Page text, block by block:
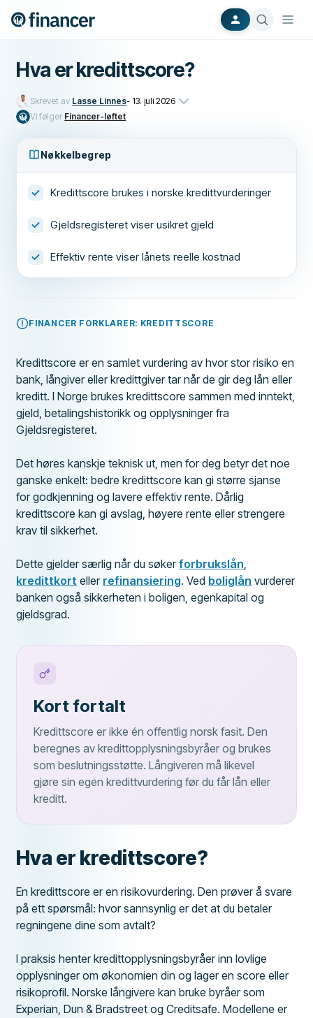
Hva er kredittscore?
Skrevet av Lasse Linnes- 13. juli 2026
Vi følger Financer-løftet
Nøkkelbegrep
Kredittscore brukes i norske kredittvurderinger
Gjeldsregisteret viser usikret gjeld
Effektiv rente viser lånets reelle kostnad
FINANCER FORKLARER: KREDITTSCORE
Kredittscore er en samlet vurdering av hvor stor risiko en
bank, långiver eller kredittgiver tar når de gir deg lån eller
kreditt. I Norge brukes kredittscore sammen med inntekt,
gjeld, betalingshistorikk og opplysninger fra
Gjeldsregisteret.
Det høres kanskje teknisk ut, men for deg betyr det noe
ganske enkelt: bedre kredittscore kan gi større sjanse
for godkjenning og lavere effektiv rente. Dårlig
kredittscore kan gi avslag, høyere rente eller strengere
krav til sikkerhet.
Dette gjelder særlig når du søkerforbrukslån,
kredittkort eller refinansiering. Ved boliglån vurderer
banken også sikkerheten i boligen, egenkapital og
gjeldsgrad.
Kort fortalt
Kredittscore er ikke én offentlig norsk fasit. Den
beregnes av kredittopplysningsbyråer og brukes
som beslutningsstøtte. Långiveren må likevel
gjøre sin egen kredittvurdering før du får lån eller
kreditt.
Hva er kredittscore?
En kredittscore er en risikovurdering. Den prøver å svare
på ett spørsmål: hvor sannsynlig er det at du betaler
regningene dine som avtalt?
I praksis henter kredittopplysningsbyråer inn lovlige
opplysninger om økonomien din og lager en score eller
risikoprofil. Norske långivere kan bruke byråer som
Experian, Dun & Bradstreet og Creditsafe. Modellene er